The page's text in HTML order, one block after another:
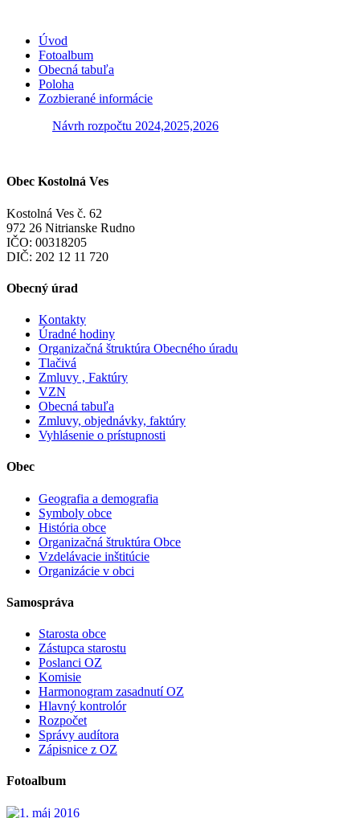
Úvod
Fotoalbum
Obecná tabuľa
Poloha
Zozbierané informácie
Návrh rozpočtu 2024,2025,2026
Obec Kostolná Ves
Kostolná Ves č. 62
972 26 Nitrianske Rudno
IČO: 00318205
DIČ: 202 12 11 720
Obecný úrad
Kontakty
Úradné hodiny
Organizačná štruktúra Obecného úradu
Tlačivá
Zmluvy , Faktúry
VZN
Obecná tabuľa
Zmluvy, objednávky, faktúry
Vyhlásenie o prístupnosti
Obec
Geografia a demografia
Symboly obce
História obce
Organizačná štruktúra Obce
Vzdelávacie inštitúcie
Organizácie v obci
Samospráva
Starosta obce
Zástupca starostu
Poslanci OZ
Komisie
Harmonogram zasadnutí OZ
Hlavný kontrolór
Rozpočet
Správy audítora
Zápisnice z OZ
Fotoalbum